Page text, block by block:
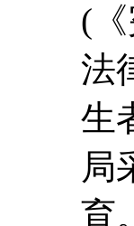
(
法
生
局
育